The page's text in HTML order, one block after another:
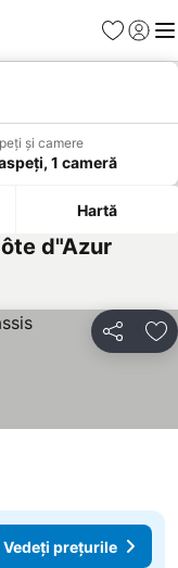
Favorite
și camere
1 cameră
Hartă
d"Azur
Distribuiți
Vedeți prețurile